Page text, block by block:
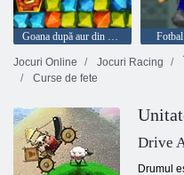
Jocuri Online
Jocuri Racing
Curse de fete
Drive
Drumul